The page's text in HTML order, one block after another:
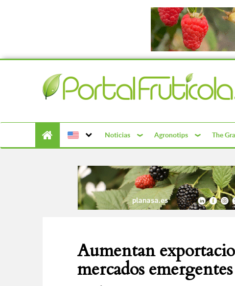
Noticias Agronotips The
Aumentan
mercados emergentes